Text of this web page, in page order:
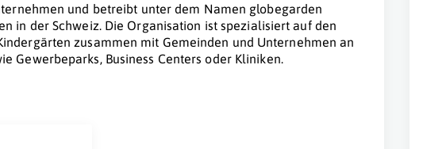
und betreibt unter dem Namen globegarden
in der Schweiz. Die Organisation ist spezialisiert auf den
zusammen mit Gemeinden und Unternehmen an
Gewerbeparks, Business Centers oder Kliniken.